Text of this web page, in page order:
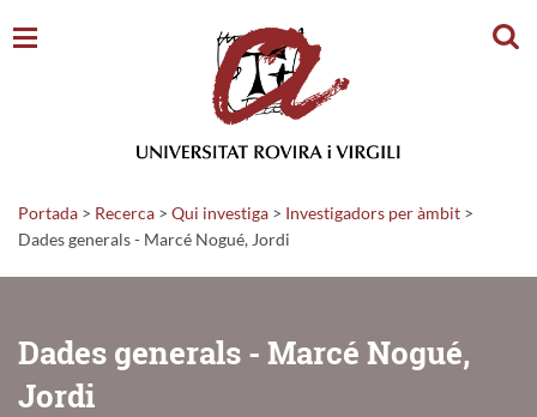
Portada > Recerca > Qui investiga > Investigadors per àmbit >
Dades generals - Marcé Nogué, Jordi
Dades generals - Marcé Nogué,
Jordi